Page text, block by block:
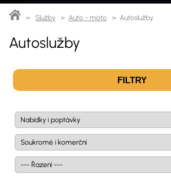
> Služby > Auto - moto > Autoslužby
Autoslužby
FILTRY